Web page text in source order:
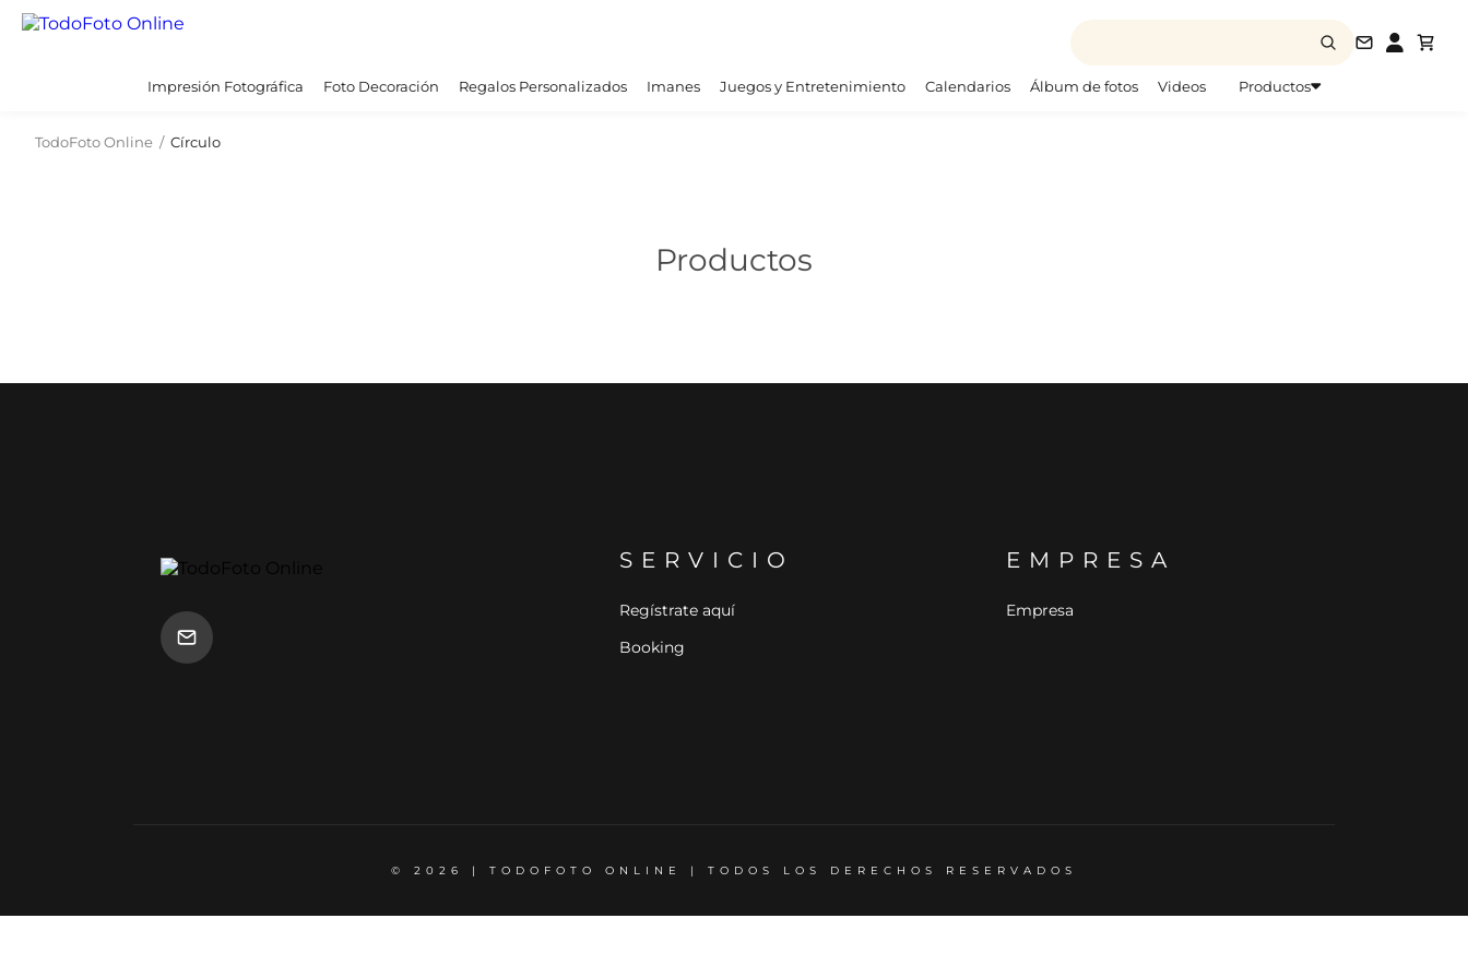
Impresión Fotográfica Foto Decoración Regalos Personalizados Imanes Juegos y Entretenimiento Calendarios Álbum de fotos Videos Productos
TodoFoto Online / Círculo
Productos
SERVICIO
Regístrate aquí
Booking
EMPRESA
Empresa
© 2026 | TODOFOTO ONLINE | TODOS LOS DERECHOS RESERVADOS